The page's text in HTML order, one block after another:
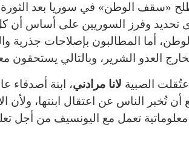
وفرز السوريين على أساس أن
أما المطالبون بإصلاحات جذرية
العدو الشرير، وبالتالي يستحقون
الصبية لانا مرادني، ابنة أصدقاء
تُخبر الناس عن اعتقال ابنتها، ولأن
معلوماتية تعمل مع اليونسيف من أجل